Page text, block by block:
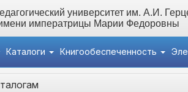
университет им. А.И.
императрицы Марии Федоровны
Каталоги Книгообеспеченность